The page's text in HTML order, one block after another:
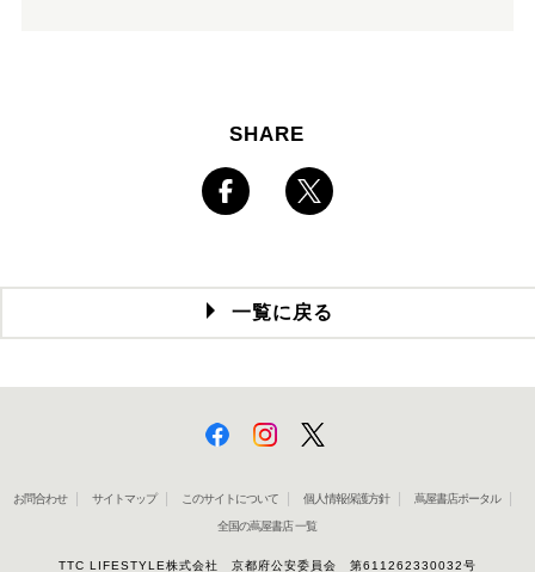
SHARE
一覧に戻る
お問合わせ サイトマップ このサイトについて 個人情報保護方針 蔦屋書店ポータル
全国の蔦屋書店 一覧
TTC LIFESTYLE株式会社 京都府公安委員会 第611262330032号